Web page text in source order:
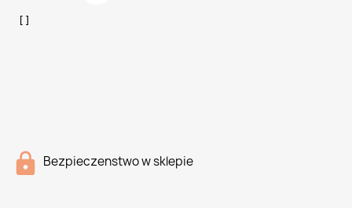
Bezpieczenstwo w sklepie